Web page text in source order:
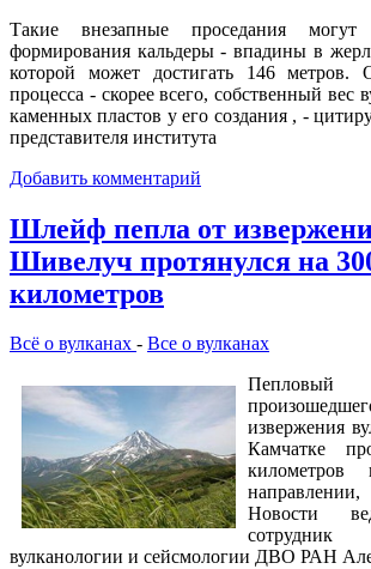
Такие внезапные проседания могут
формирования кальдеры - впадины в
которой может достигать 146 метров.
процесса - скорее всего, собственный вес
каменных пластов у его создания , -
представителя института
Добавить комментарий
Шлейф пепла от
Шивелуч протянулся на
километров
Всё о вулканах - Все о вулканах
извержения
Камчатке
километров
Новости
вулканологии и сейсмологии ДВО РАН